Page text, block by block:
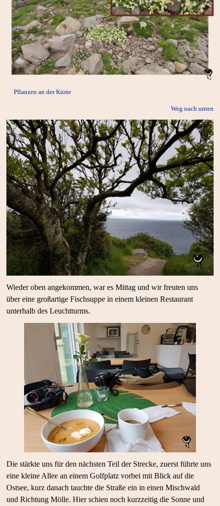
Pflanzen an der Küste
Weg nach unten
Wieder oben angekommen, war es Mittag und wir freuten uns
über eine großartige Fischsuppe in einem kleinen Restaurant
unterhalb des Leuchtturms.
Die stärkte uns für den nächsten Teil der Strecke, zuerst führte uns
eine kleine Allee an einem Golfplatz vorbei mit Blick auf die
Ostsee, kurz danach tauchte die Straße ein in einen Mischwald
und Richtung Mölle. Hier schien noch kurzzeitig die Sonne und